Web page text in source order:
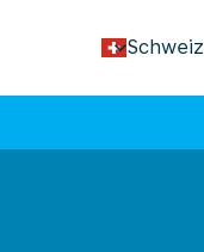
Schweiz
keyboard_arrow_down